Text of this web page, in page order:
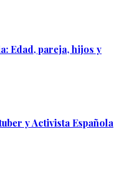
Edad, pareja, hijos y
y Activista Española